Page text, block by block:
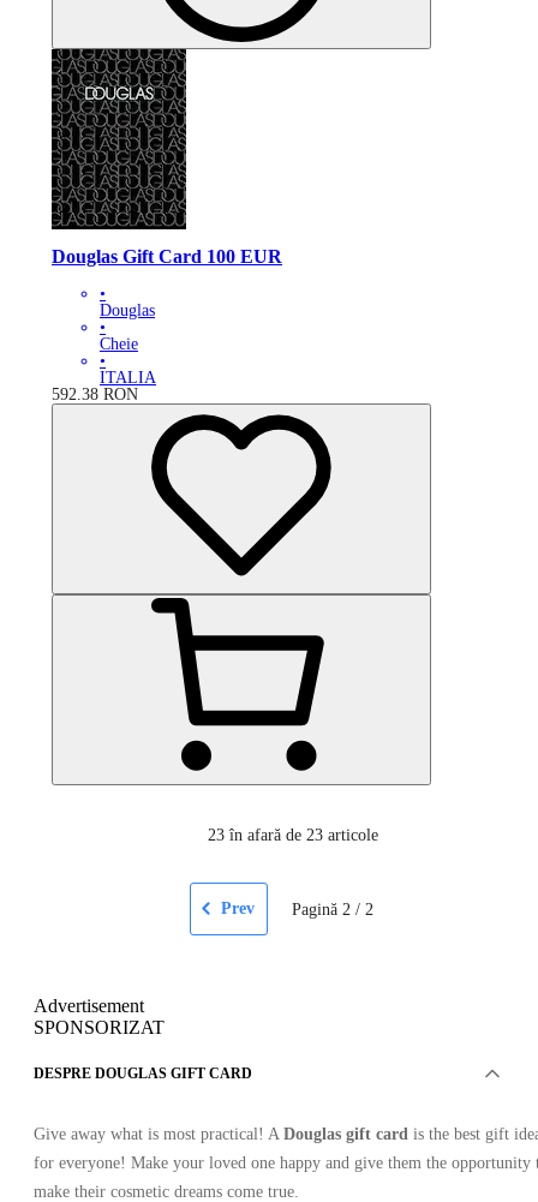
Douglas Gift Card 100 EUR
•
Douglas
•
Cheie
•
ITALIA
592.38 RON
23 în afară de 23 articole
Prev Pagină 2 / 2
Advertisement
SPONSORIZAT
DESPRE DOUGLAS GIFT CARD
Give away what is most practical! A Douglas gift card is the best gift
for everyone! Make your loved one happy and give them the opportunity
make their cosmetic dreams come true.